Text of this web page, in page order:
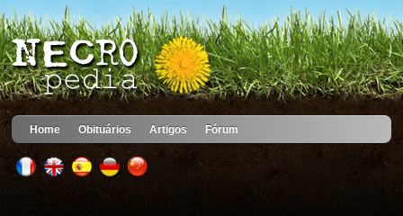
Home Obituários Artigos Fórum